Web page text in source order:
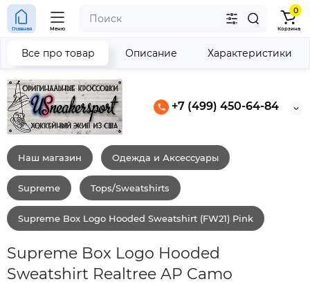
+7 (499) 450-64-84
Главная Меню
0
Корзина
Наш магазин Одежда и Аксессуары
Supreme Tops/Sweatshirts
Supreme Box Logo Hooded Sweatshirt (FW21) Pink
Supreme Box Logo Hooded
Sweatshirt Realtree AP Camo
Все про товар Описание Характеристики